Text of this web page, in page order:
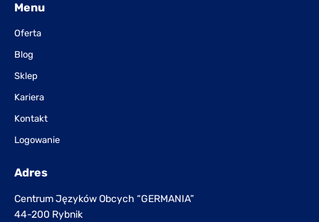
Menu
Oferta
Blog
Sklep
Kariera
Kontakt
Logowanie
Adres
Centrum Języków Obcych “GERMANIA”
44-200 Rybnik